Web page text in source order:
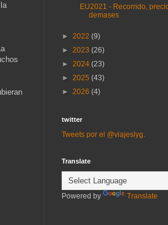
EU2021 - Recorrido,
demases
► 2022 (9)
► 2023 (26)
► 2024 (23)
► 2025 (43)
► 2026 (4)
twitter
Tweets por el @viajeslyg.
Translate
Powered by Translate